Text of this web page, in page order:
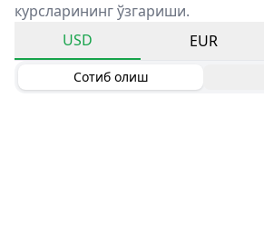
курсларининг ўзгариши.
USD
EUR
Сотиб олиш